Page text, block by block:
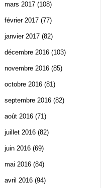
mars 2017 (108)
février 2017 (77)
janvier 2017 (82)
décembre 2016 (103)
novembre 2016 (85)
octobre 2016 (81)
septembre 2016 (82)
août 2016 (71)
juillet 2016 (82)
juin 2016 (69)
mai 2016 (84)
avril 2016 (94)